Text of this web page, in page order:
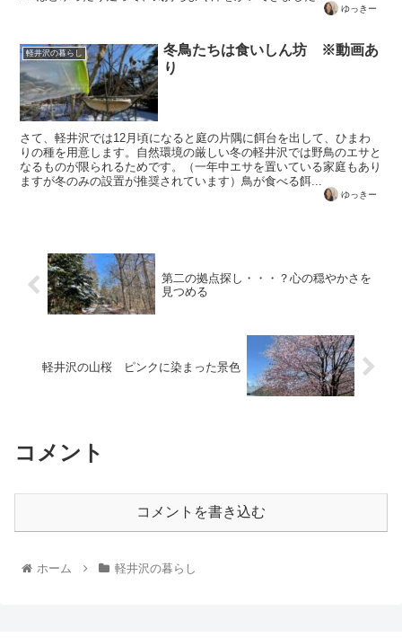
ゆっきー
軽井沢の暮らし
冬鳥たちは食いしん坊 ※動画あ
り
さて、軽井沢では12月頃になると庭の片隅に餌台を出して、ひまわ
りの種を用意します。自然環境の厳しい冬の軽井沢では野鳥のエサと
なるものが限られるためです。（一年中エサを置いている家庭もあり
ますが冬のみの設置が推奨されています）鳥が食べる餌...
ゆっきー
第二の拠点探し・・・？心の穏やかさを
見つめる
軽井沢の山桜 ピンクに染まった景色
コメント
コメントを書き込む
ホーム 軽井沢の暮らし